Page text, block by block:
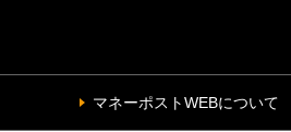
マネーポストWEBについて